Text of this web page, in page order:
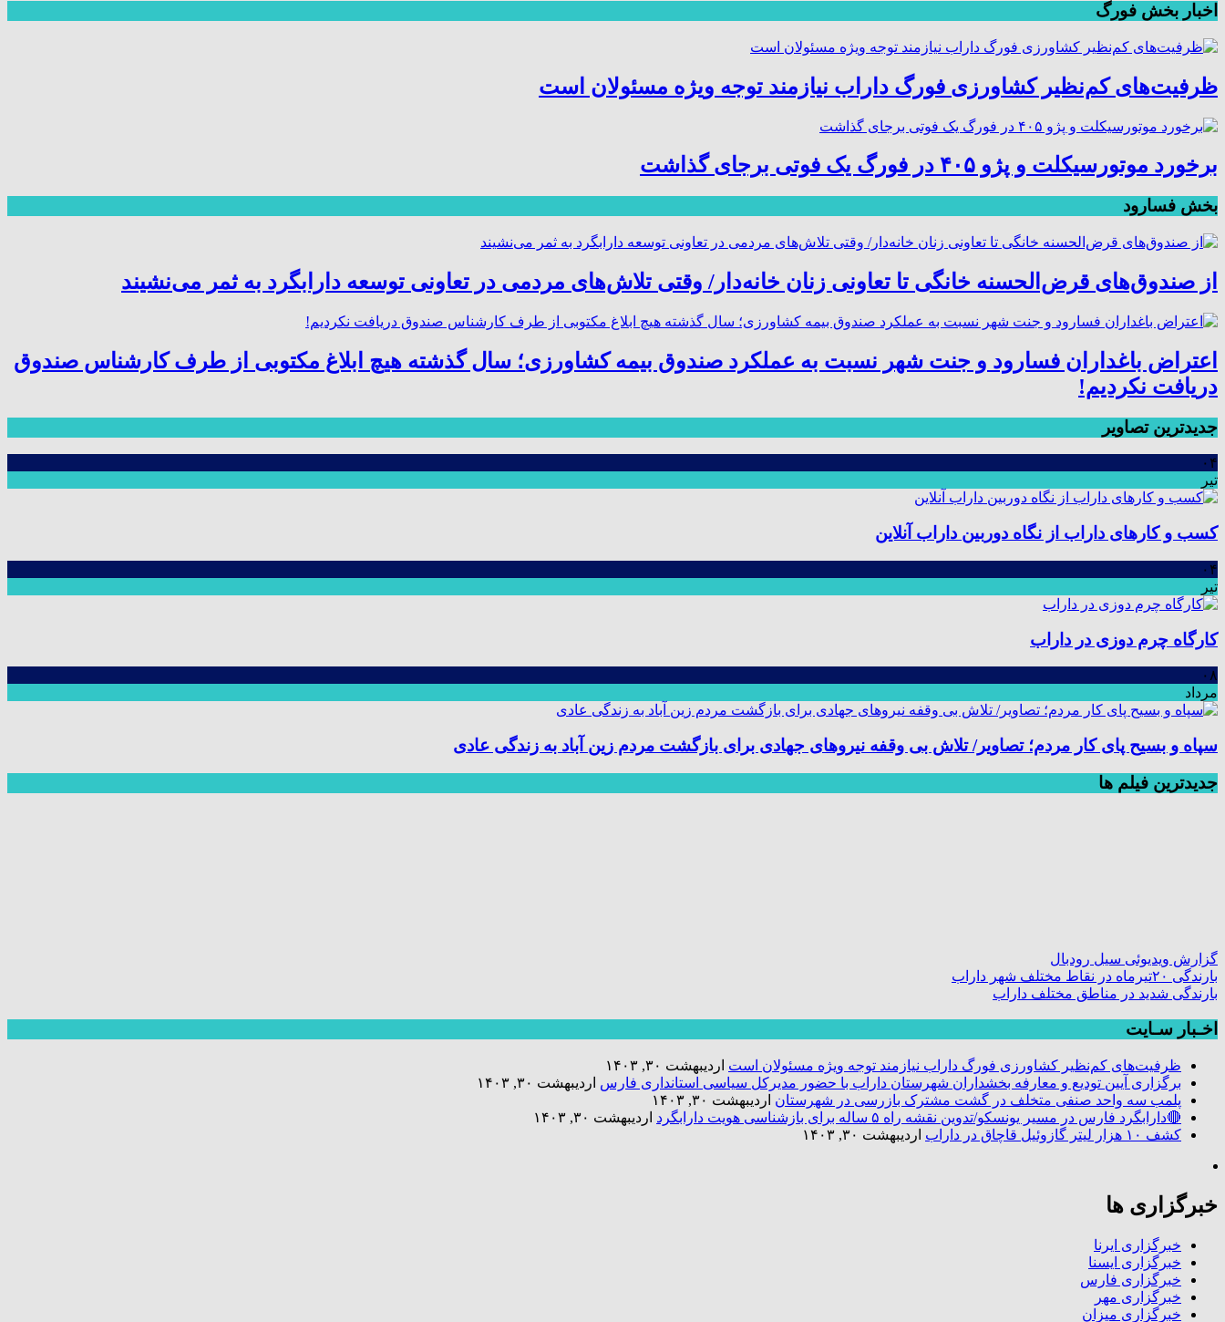
اخبار بخش فورگ
ظرفیت‌های کم‌نظیر کشاورزی فورگ داراب نیازمند توجه ویژه مسئولان است
برخورد موتورسیکلت و پژو ۴۰۵ در فورگ یک فوتی برجای گذاشت
بخش فسارود
از صندوق‌های قرض‌الحسنه خانگی تا تعاونی زنان خانه‌دار/ وقتی تلاش‌های مردمی در تعاونی توسعه دارابگرد به ثمر می‌نشیند
اعتراض باغداران فسارود و جنت شهر نسبت به عملکرد صندوق بیمه کشاورزی؛ سال گذشته هیچ ابلاغ مکتوبی از طرف کارشناس صندوق
دریافت نکردیم!
جدیدترین تصاویر
۰۴
تیر
کسب و کارهای داراب از نگاه دوربین داراب آنلاین
۰۴
تیر
کارگاه چرم دوزی در داراب
۰۸
مرداد
سپاه و بسیح پای کار مردم؛ تصاویر/ تلاش بی وقفه نیروهای جهادی برای بازگشت مردم زین آباد به زندگی عادی
جديدترين فیلم ها
گزارش ویدیوئی سیل رودبال
بارندگی ۲۰تیرماه در نقاط مختلف شهر داراب
بارندگی شدید در مناطق مختلف داراب
اخـبار سـایت
ظرفیت‌های کم‌نظیر کشاورزی فورگ داراب نیازمند توجه ویژه مسئولان است اردیبهشت ۳۰, ۱۴۰۳
برگزاری آیین تودیع و معارفه بخشداران شهرستان داراب با حضور مدیرکل سیاسی استانداری فارس اردیبهشت ۳۰, ۱۴۰۳
پلمب سه واحد صنفی متخلف در گشت مشترک بازرسی در شهرستان اردیبهشت ۳۰, ۱۴۰۳
🔴دارابگرد فارس در مسیر یونسکو/تدوین نقشه راه ۵ ساله برای بازشناسی هویت دارابگرد
اردیبهشت ۳۰, ۱۴۰۳
کشف ۱۰ هزار لیتر گازوئیل قاچاق در داراب
اردیبهشت ۳۰, ۱۴۰۳
خبرگزاری ها
خبرگزاری ایرنا
خبرگزاری ایسنا
خبرگزاری فارس
خبرگزاری مهر
خبرگزاری میزان